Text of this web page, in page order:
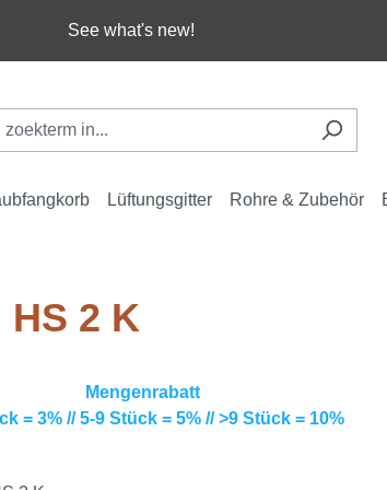
See what's new!
Lüftungsgitter Rohre & Zubehör
2 K
Mengenrabatt
= 3% // 5-9 Stück = 5% // >9 Stück = 10%